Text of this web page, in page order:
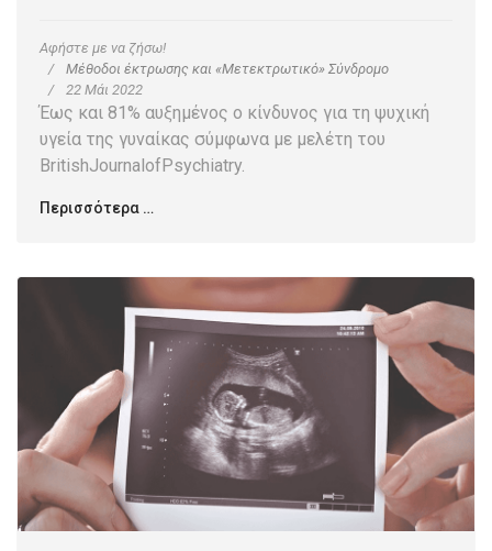
Αφήστε με να ζήσω!
Μέθοδοι έκτρωσης και «Μετεκτρωτικό» Σύνδρομο
22 Μάι 2022
Έως και 81% αυξημένος ο κίνδυνος για τη ψυχική
υγεία της γυναίκας σύμφωνα με μελέτη του
BritishJournalofPsychiatry.
Περισσότερα …